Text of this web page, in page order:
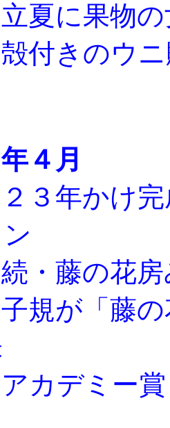
夏に果物の
付きのウニ
４月
３年かけ完
・藤の花房
規が「藤の
カデミー賞